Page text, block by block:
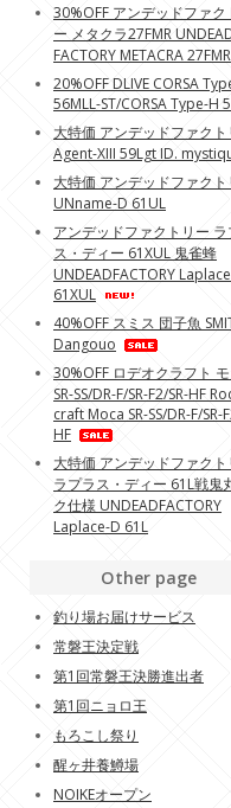
30%OFF アンデッドファク
ー メタクラ27FMR
FACTORY METACRA 27FMR
20%OFF DLIVE CORSA
56MLL-ST/CORSA Type-H
大特価 アンデッドファクト
Agent-XIII 59Lgt ID.
大特価 アンデッドファクト
UNname-D 61UL
アンデッドファクトリー ラ
ス・ディー 61XUL 鬼雀蜂
UNDEADFACTORY
61XUL
40%OFF スミス 団子魚
Dangouo
30%OFF ロデオクラフト モ
SR-SS/DR-F/SR-F2/SR-HF
craft Moca SR-SS/DR-F/SR-
HF
大特価 アンデッドファクト
ラプラス・ディー 61L戦鬼
ク仕様 UNDEADFACTORY
Laplace-D 61L
Other page
釣り場お届けサービス
常磐王決定戦
第1回常磐王決勝進出者
第1回ニョロ王
もろこし祭り
醒ヶ井養鱒場
NOIKEオープン